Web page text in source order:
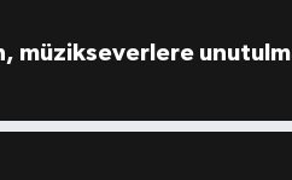
müzikseverlere